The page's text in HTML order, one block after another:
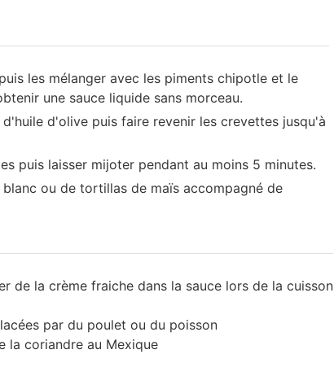
les mélanger avec les piments chipotle et le
une sauce liquide sans morceau.
d'olive puis faire revenir les crevettes jusqu'à
puis laisser mijoter pendant au moins 5 minutes.
ou de tortillas de maïs accompagné de
de la crème fraiche dans la sauce lors de la cuisson
par du poulet ou du poisson
la coriandre au Mexique